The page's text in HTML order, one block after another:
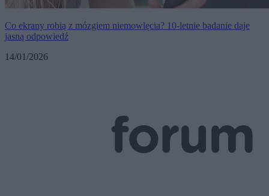
Co ekrany robią z mózgiem niemowlęcia? 10-letnie badanie daje
jasną odpowiedź
14/01/2026